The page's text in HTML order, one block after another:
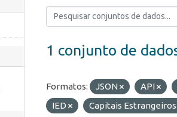
1 conjunto de
Formatos: JSON API
IED
Capitais Estrangeiros